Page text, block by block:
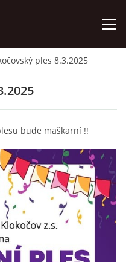
ples 8.3.2025
bude maškarní !!